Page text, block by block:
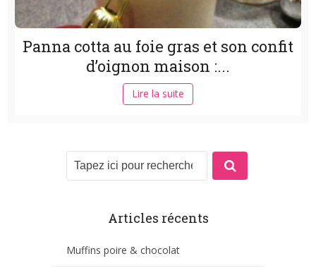
Panna cotta au foie gras et son confit
d’oignon maison :...
Lire la suite
Articles récents
Muffins poire & chocolat